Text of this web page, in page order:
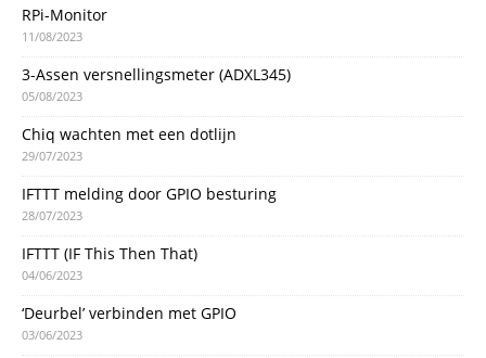
RPi-Monitor
11/08/2023
3-Assen versnellingsmeter (ADXL345)
05/08/2023
Chiq wachten met een dotlijn
29/07/2023
IFTTT melding door GPIO besturing
28/07/2023
IFTTT (IF This Then That)
04/06/2023
‘Deurbel’ verbinden met GPIO
03/06/2023